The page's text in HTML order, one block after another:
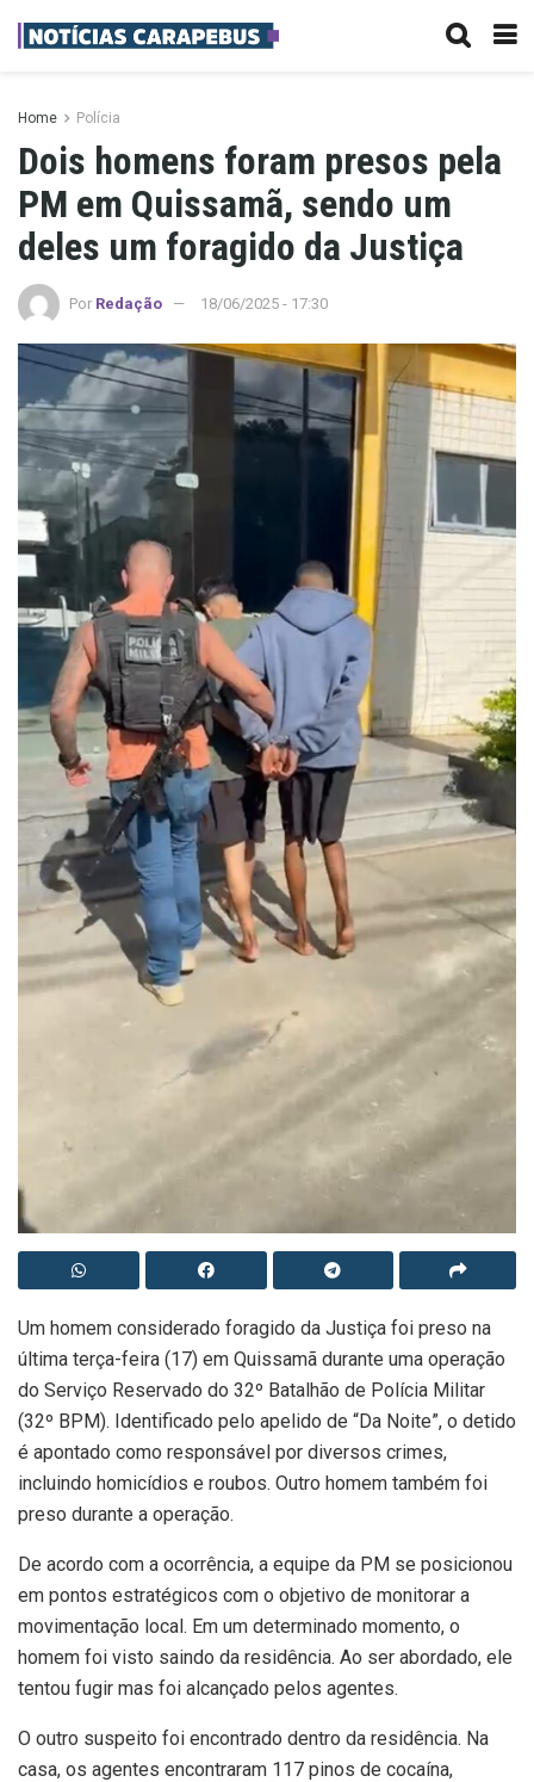
Home Polícia
Dois homens foram presos pela
PM em Quissamã, sendo um
deles um foragido da Justiça
Por Redação 18/06/2025 - 17:30
Um homem considerado foragido da Justiça foi preso na
última terça-feira (17) em Quissamã durante uma operação
do Serviço Reservado do 32º Batalhão de Polícia Militar
(32º BPM). Identificado pelo apelido de “Da Noite”, o detido
é apontado como responsável por diversos crimes,
incluindo homicídios e roubos. Outro homem também foi
preso durante a operação.
De acordo com a ocorrência, a equipe da PM se posicionou
em pontos estratégicos com o objetivo de monitorar a
movimentação local. Em um determinado momento, o
homem foi visto saindo da residência. Ao ser abordado, ele
tentou fugir mas foi alcançado pelos agentes.
O outro suspeito foi encontrado dentro da residência. Na
casa, os agentes encontraram 117 pinos de cocaína,